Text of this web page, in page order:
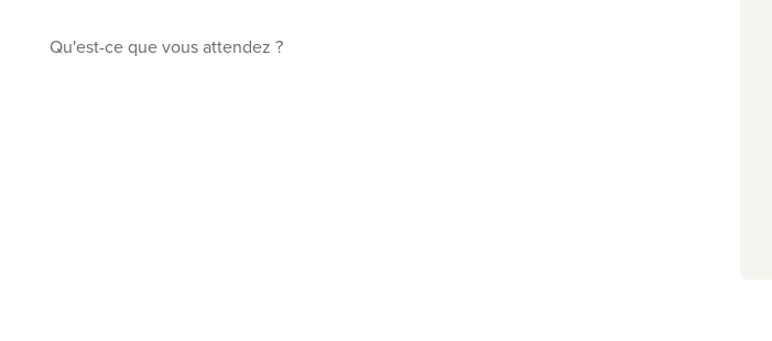
Qu'est-ce que vous attendez ?